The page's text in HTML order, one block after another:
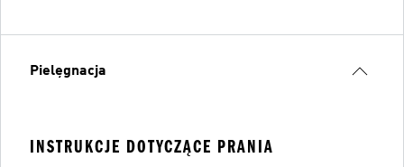
Pielęgnacja
INSTRUKCJE DOTYCZĄCE PRANIA